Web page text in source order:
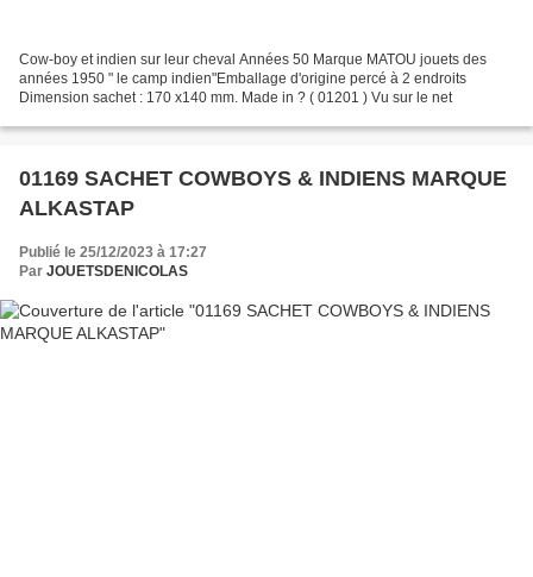
Cow-boy et indien sur leur cheval Années 50 Marque MATOU jouets des
années 1950 " le camp indien"Emballage d'origine percé à 2 endroits
Dimension sachet : 170 x140 mm. Made in ? ( 01201 ) Vu sur le net
01169 SACHET COWBOYS & INDIENS MARQUE
ALKASTAP
Publié le 25/12/2023 à 17:27
Par JOUETSDENICOLAS